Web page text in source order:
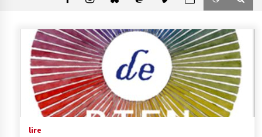
lire